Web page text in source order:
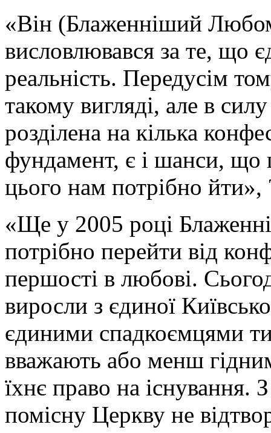
«Він (Блаженніший
висловлювався за те, що
реальність. Передусім
такому вигляді, але в
розділена на кілька
фундамент, є і шанси, що
цього нам потрібно
«Ще у 2005 році
потрібно перейти від
першості в любові.
виросли з єдиної
єдиними спадкоємцями
вважають або менш
їхнє право на
помісну Церкву не